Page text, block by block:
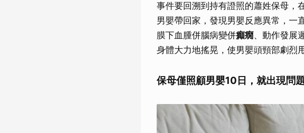
事件要回溯到持有證照的蕭姓保母，
男嬰帶回家，發現男嬰反應異常，一
膜下血腫併腦病變併癲癇、動作發展
身體大力地搖晃，使男嬰頭頸部劇烈
保母僅照顧男嬰10日，就出現問